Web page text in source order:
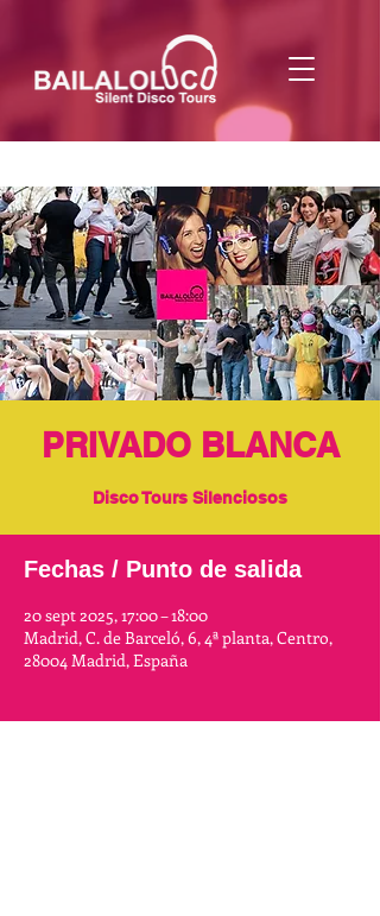
PRIVADO BLANCA
Disco Tours Silenciosos
Fechas / Punto de salida
20 sept 2025, 17:00 – 18:00
Madrid, C. de Barceló, 6, 4ª planta, Centro,
28004 Madrid, España